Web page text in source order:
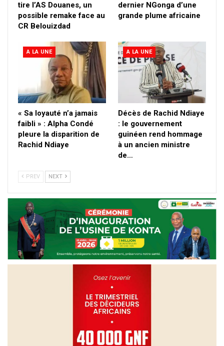
tire l’AS Douanes, un
possible remake face au
CR Belouizdad
dernier NGonga d’une
grande plume africaine
A LA UNE
« Sa loyauté n’a jamais
faibli » : Alpha Condé
pleure la disparition de
Rachid Ndiaye
A LA UNE
Décès de Rachid Ndiaye
: le gouvernement
guinéen rend hommage
à un ancien ministre
de…
PREV NEXT